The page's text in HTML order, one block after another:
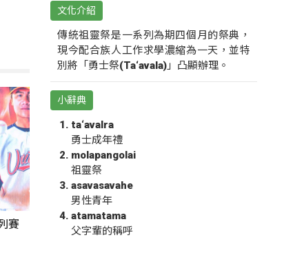
賽
文化介紹
傳統祖靈祭是一系列為期四個月的祭典，
現今配合族人工作求學濃縮為一天，並特
別將「勇士祭(Ta‘avala)」凸顯辦理。
小辭典
ta‘avalra
勇士成年禮
molapangolai
祖靈祭
asavasavahe
男性青年
atamatama
父字輩的稱呼